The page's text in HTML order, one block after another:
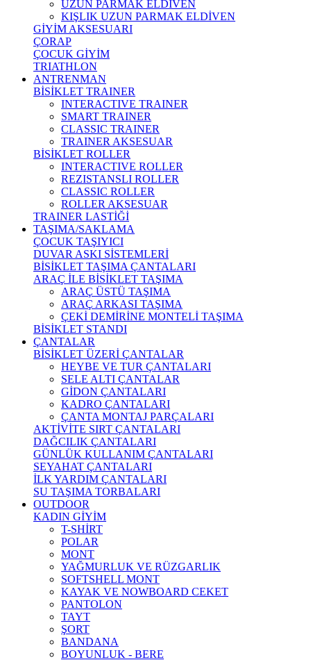
UZUN PARMAK ELDİVEN
KIŞLIK UZUN PARMAK ELDİVEN
GİYİM AKSESUARI
ÇORAP
ÇOCUK GİYİM
TRIATHLON
ANTRENMAN
BİSİKLET TRAINER
INTERACTIVE TRAINER
SMART TRAINER
CLASSIC TRAINER
TRAINER AKSESUAR
BİSİKLET ROLLER
INTERACTIVE ROLLER
REZISTANSLI ROLLER
CLASSIC ROLLER
ROLLER AKSESUAR
TRAINER LASTİĞİ
TAŞIMA/SAKLAMA
ÇOCUK TAŞIYICI
DUVAR ASKI SİSTEMLERİ
BİSİKLET TAŞIMA ÇANTALARI
ARAÇ İLE BİSİKLET TAŞIMA
ARAÇ ÜSTÜ TAŞIMA
ARAÇ ARKASI TAŞIMA
ÇEKİ DEMİRİNE MONTELİ TAŞIMA
BİSİKLET STANDI
ÇANTALAR
BİSİKLET ÜZERİ ÇANTALAR
HEYBE VE TUR ÇANTALARI
SELE ALTI ÇANTALAR
GİDON ÇANTALARI
KADRO ÇANTALARI
ÇANTA MONTAJ PARÇALARI
AKTİVİTE SIRT ÇANTALARI
DAĞCILIK ÇANTALARI
GÜNLÜK KULLANIM ÇANTALARI
SEYAHAT ÇANTALARI
İLK YARDIM ÇANTALARI
SU TAŞIMA TORBALARI
OUTDOOR
KADIN GİYİM
T-SHİRT
POLAR
MONT
YAĞMURLUK VE RÜZGARLIK
SOFTSHELL MONT
KAYAK VE NOWBOARD CEKET
PANTOLON
TAYT
ŞORT
BANDANA
BOYUNLUK - BERE